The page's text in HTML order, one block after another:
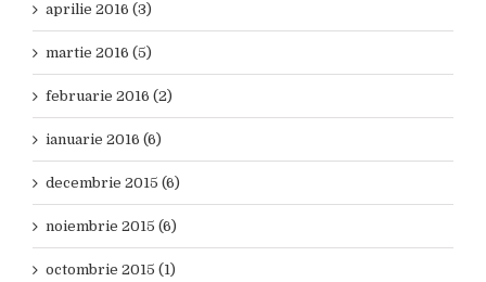
aprilie 2016 (3)
martie 2016 (5)
februarie 2016 (2)
ianuarie 2016 (6)
decembrie 2015 (6)
noiembrie 2015 (6)
octombrie 2015 (1)